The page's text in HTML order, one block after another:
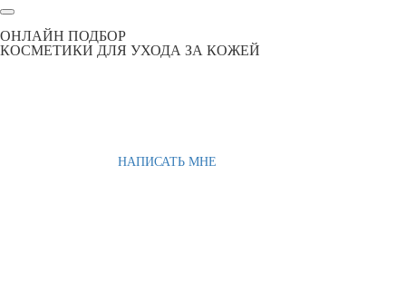
ОНЛАЙН ПОДБОР
КОСМЕТИКИ ДЛЯ УХОДА ЗА КОЖЕЙ
НАПИСАТЬ МНЕ